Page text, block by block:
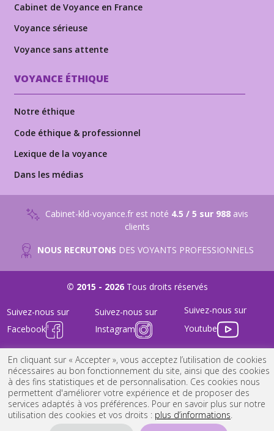
Cabinet de Voyance en France
Voyance sérieuse
Voyance sans attente
VOYANCE ÉTHIQUE
Notre éthique
Code éthique & professionnel
Lexique de la voyance
Dans les médias
Cabinet-kld-voyance.fr est noté 4.5 / 5 sur 988avis
clients
NOUS RECRUTONS DES VOYANTS PROFESSIONNELS
© 2015 - 2026Tous droits réservés
Suivez-nous sur
Facebook
Suivez-nous sur
Instagram
Suivez-nous sur
Youtube
FAQ - Nous Contacter - Mentions Légales - Conditions générales
En cliquant sur « Accepter », vous acceptez l’utilisation de cookies
nécessaires au bon fonctionnement du site, ainsi que des cookies
à des fins statistiques et de personnalisation. Ces cookies nous
permettent d'améliorer votre expérience et de proposer des
services adaptés à vos préférences. Pour en savoir plus sur notre
utilisation des cookies et vos droits : plus d’informations.